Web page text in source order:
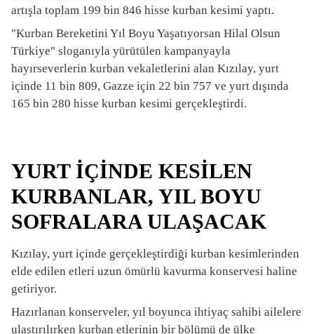
artışla toplam 199 bin 846 hisse kurban kesimi yaptı.
"Kurban Bereketini Yıl Boyu Yaşatıyorsan Hilal Olsun
Türkiye" sloganıyla yürütülen kampanyayla
hayırseverlerin kurban vekaletlerini alan Kızılay, yurt
içinde 11 bin 809, Gazze için 22 bin 757 ve yurt dışında
165 bin 280 hisse kurban kesimi gerçekleştirdi.
YURT İÇİNDE KESİLEN
KURBANLAR, YIL BOYU
SOFRALARA ULAŞACAK
Kızılay, yurt içinde gerçekleştirdiği kurban kesimlerinden
elde edilen etleri uzun ömürlü kavurma konservesi haline
getiriyor.
Hazırlanan konserveler, yıl boyunca ihtiyaç sahibi ailelere
ulaştırılırken kurban etlerinin bir bölümü de ülke